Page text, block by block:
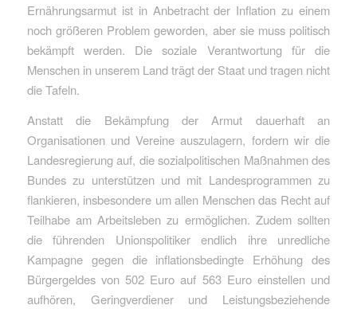
Ernährungsarmut ist in Anbetracht der Inflation zu einem
noch größeren Problem geworden, aber sie muss politisch
bekämpft werden. Die soziale Verantwortung für die
Menschen in unserem Land trägt der Staat und tragen nicht
die Tafeln.
Anstatt die Bekämpfung der Armut dauerhaft an
Organisationen und Vereine auszulagern, fordern wir die
Landesregierung auf, die sozialpolitischen Maßnahmen des
Bundes zu unterstützen und mit Landesprogrammen zu
flankieren, insbesondere um allen Menschen das Recht auf
Teilhabe am Arbeitsleben zu ermöglichen. Zudem sollten
die führenden Unionspolitiker endlich ihre unredliche
Kampagne gegen die inflationsbedingte Erhöhung des
Bürgergeldes von 502 Euro auf 563 Euro einstellen und
aufhören, Geringverdiener und Leistungsbeziehende